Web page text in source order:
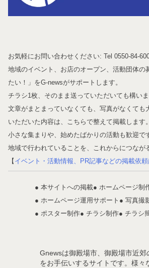
お気軽にお問い合わせください: Tel 0550-84-
地域のイベント、お店のオープン、活動団体の
たい！」をG-newsがサポートします。
チラシ1枚、そのまま送っていただいても構いま
文章がまとまっていなくても、写真がなくても
いただいた内容は、こちらで整えて掲載します。
小さな集まりや、始めたばかりの活動も歓迎で
地域で行われていることを、これからにつなが
【 イベント・活動情報、PR記事などの掲載依
● 本サイトへの掲載● ホームページ制
● ホームページ運用サポート ● 写真撮
● ポスター制作● チラシ制作● チラシ
Gnewsは御殿場市、御殿場市近郊
をお手伝いするサイトです。様々